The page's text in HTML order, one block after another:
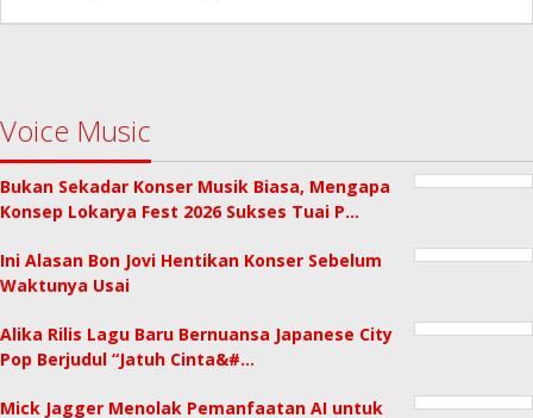
Voice Music
Bukan Sekadar Konser Musik Biasa, Mengapa
Konsep Lokarya Fest 2026 Sukses Tuai P…
Ini Alasan Bon Jovi Hentikan Konser Sebelum
Waktunya Usai
Alika Rilis Lagu Baru Bernuansa Japanese City
Pop Berjudul “Jatuh Cinta&#…
Mick Jagger Menolak Pemanfaatan AI untuk